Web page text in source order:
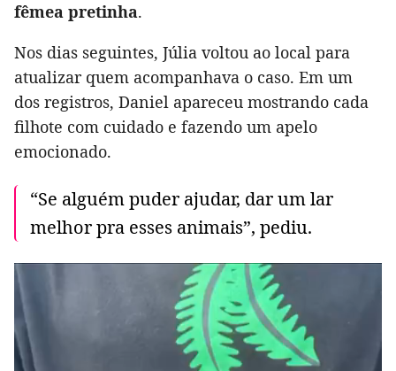
fêmea pretinha.
Nos dias seguintes, Júlia voltou ao local para
atualizar quem acompanhava o caso. Em um
dos registros, Daniel apareceu mostrando cada
filhote com cuidado e fazendo um apelo
emocionado.
“Se alguém puder ajudar, dar um lar
melhor pra esses animais”, pediu.